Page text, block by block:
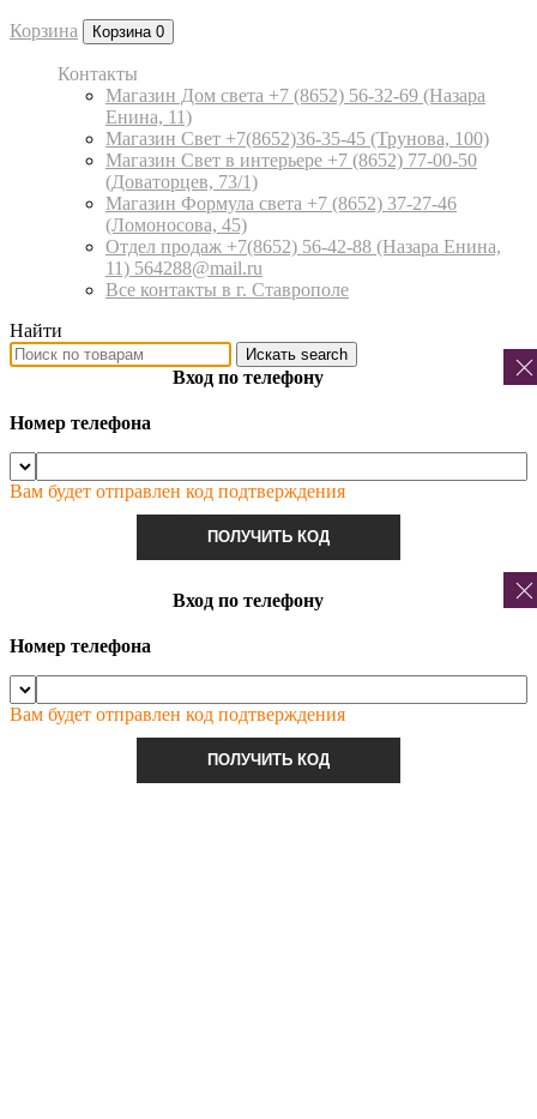
Корзина Корзина 0
Контакты
Магазин Дом света +7 (8652) 56-32-69 (Назара
Енина, 11)
Магазин Свет +7(8652)36-35-45 (Трунова, 100)
Магазин Свет в интерьере +7 (8652) 77-00-50
(Доваторцев, 73/1)
Магазин Формула света +7 (8652) 37-27-46
(Ломоносова, 45)
Отдел продаж +7(8652) 56-42-88 (Назара Енина,
11) 564288@mail.ru
Все контакты в г. Ставрополе
Найти
Искать search
Вход по телефону
Номер телефона
Вам будет отправлен код подтверждения
ПОЛУЧИТЬ КОД
Вход по телефону
Номер телефона
Вам будет отправлен код подтверждения
ПОЛУЧИТЬ КОД